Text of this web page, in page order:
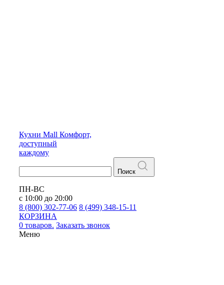
Кухни Mall Комфорт,
доступный
каждому
Поиск
ПН-ВС
с 10:00 до 20:00
8 (800) 302-77-06 8 (499) 348-15-11
КОРЗИНА
0 товаров. Заказать звонок
Меню